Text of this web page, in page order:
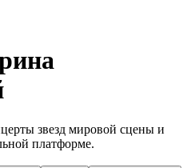
звезд мировой сцены и
платформе.